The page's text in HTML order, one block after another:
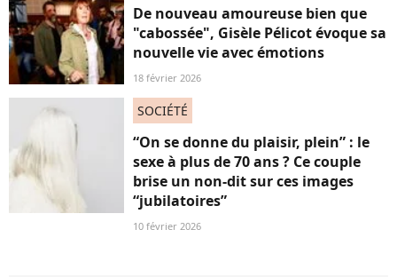
De nouveau amoureuse bien que
"cabossée", Gisèle Pélicot évoque sa
nouvelle vie avec émotions
18 février 2026
SOCIÉTÉ
“On se donne du plaisir, plein” : le
sexe à plus de 70 ans ? Ce couple
brise un non-dit sur ces images
“jubilatoires”
10 février 2026